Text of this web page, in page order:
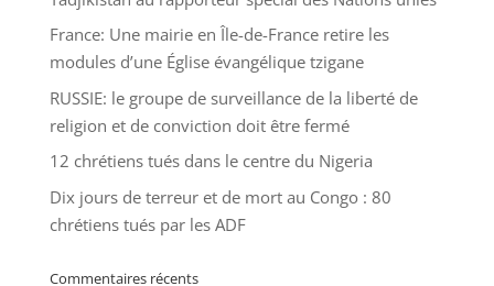
France: Une mairie en Île-de-France retire les
modules d’une Église évangélique tzigane
RUSSIE: le groupe de surveillance de la liberté de
religion et de conviction doit être fermé
12 chrétiens tués dans le centre du Nigeria
Dix jours de terreur et de mort au Congo : 80
chrétiens tués par les ADF
Commentaires récents